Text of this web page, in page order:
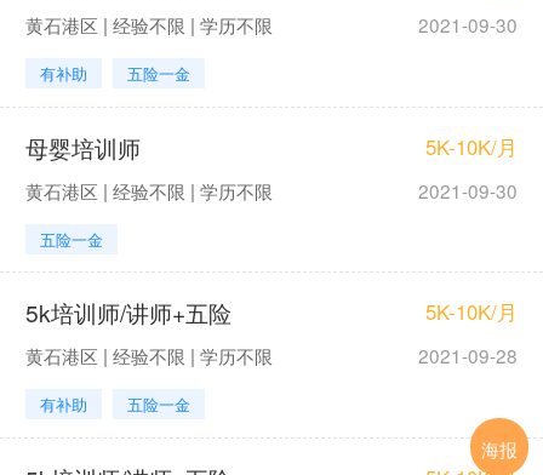
黄石港区 | 经验不限 | 学历不限 2021-09-30
有补助 五险一金
母婴培训师 5K-10K/月
黄石港区 | 经验不限 | 学历不限 2021-09-30
五险一金
5k培训师/讲师+五险 5K-10K/月
黄石港区 | 经验不限 | 学历不限 2021-09-28
有补助 五险一金
海报